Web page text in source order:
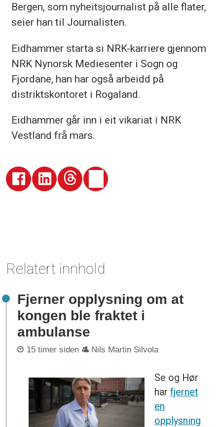
Bergen, som nyheitsjournalist på alle flater,
seier han til Journalisten.
Eidhammer starta si NRK-karriere gjennom
NRK Nynorsk Mediesenter i Sogn og
Fjordane, han har også arbeidd på
distriktskontoret i Rogaland.
Eidhammer går inn i eit vikariat i NRK
Vestland frå mars.
Relatert innhold
Fjerner opplysning om at
kongen ble fraktet i
ambulanse
15 timer siden Nils Martin Silvola
Se og Hør
harfjernet
en
opplysning